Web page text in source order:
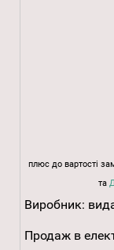
плюс до вартості
та
Виробник:
Продаж в